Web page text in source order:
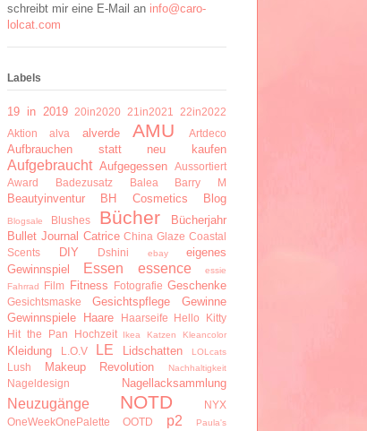
schreibt mir eine E-Mail an info@caro-
lolcat.com
Labels
19 in 2019 20in2020 21in2021
22in2022
Aktion
alva alverde AMU Artdeco
Aufbrauchen statt neu kaufen
Aufgebraucht Aufgegessen
Aussortiert
Award
Badezusatz Balea Barry M
Beautyinventur BH Cosmetics Blog
Blogsale Blushes Bücher
Bücherjahr
Bullet Journal Catrice China Glaze Coastal
Scents
DIY Dshini ebay
eigenes
Gewinnspiel
Essen essence
essie
Fahrrad
Film Fitness Fotografie Geschenke
Gesichtsmaske Gesichtspflege
Gewinne
Gewinnspiele
Haare Haarseife
Hello Kitty
Hit the Pan
Hochzeit Ikea Katzen Kleancolor
Kleidung L.O.V LE Lidschatten LOLcats
Lush Makeup Revolution Nachhaltigkeit
Nageldesign Nagellacksammlung
Neuzugänge NOTD
NYX
OneWeekOnePalette
OOTD p2
Paula's